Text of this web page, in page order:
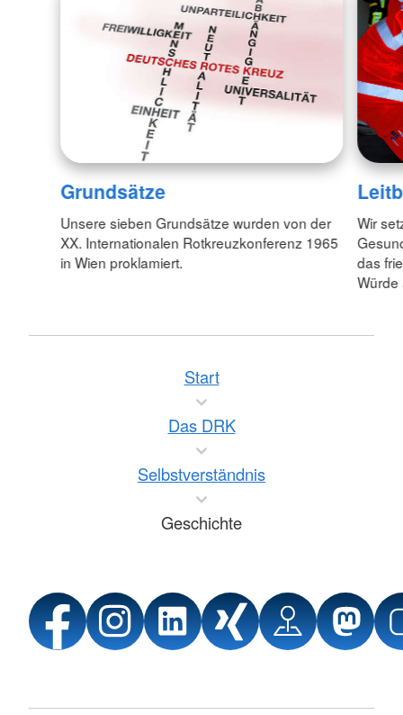
Grundsätze
Unsere sieben Grundsätze wurden von der
XX. Internationalen Rotkreuzkonferenz 1965
in Wien proklamiert.
Wir
das
Würde
Start
Das DRK
Selbstverständnis
Geschichte